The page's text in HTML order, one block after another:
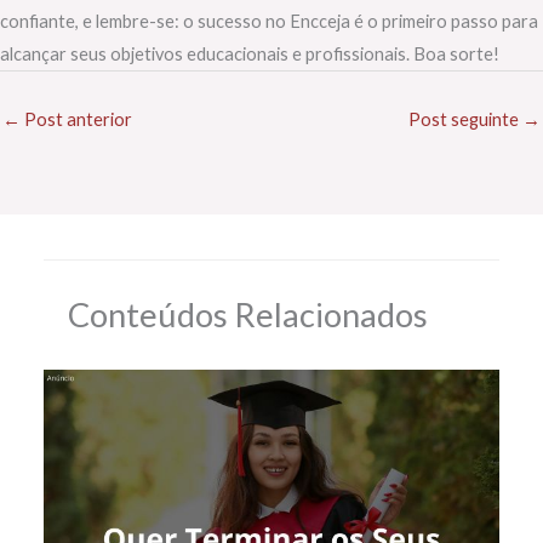
confiante, e lembre-se: o sucesso no Encceja é o primeiro passo para
alcançar seus objetivos educacionais e profissionais. Boa sorte!
← Post anterior Post seguinte →
Conteúdos Relacionados